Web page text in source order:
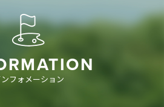
フォメーション